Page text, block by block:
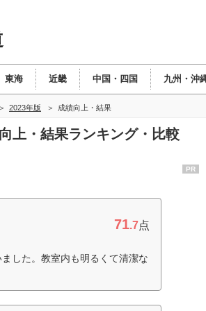
東海 近畿 中国・四国 九州・沖
2023年版 成績向上・結果
上・結果ランキング・比較
71.7点
した。教室内も明るくて清潔な
PR